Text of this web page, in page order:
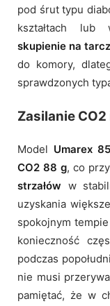
pod śrut typu
kształtach lub
skupienie na
do komory,
sprawdzonych
Zasilanie
Model Umarex
CO2 88 g, co
strzałów w
uzyskania
spokojnym
konieczność
podczas
nie musi
pamiętać, że w